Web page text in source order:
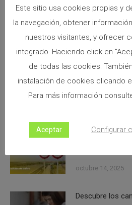
información que
Pasar de carnet
la información
octubre 14, 2025
Descubre los
Este sitio usa cookies propias y
la navegación, obtener
nuestros visitantes, y ofrecer
integrado. Haciendo click en
de todas las cookies.
instalación de cookies clicando
Para más información
Aceptar Configurar